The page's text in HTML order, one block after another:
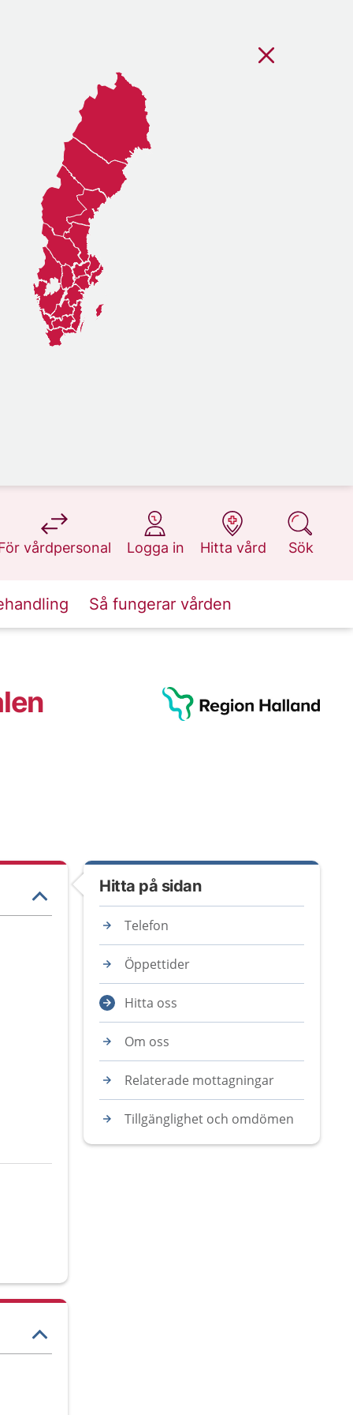
vårdpersonal
på 1177.se
Logga in
på 1177.se
Hitta vård
på 1177.se
Sök
på 1177.se
Så fungerar vården
Hitta på sidan
Telefon
Öppettider
Hitta oss
Om oss
Relaterade mottagningar
Tillgänglighet och omdömen